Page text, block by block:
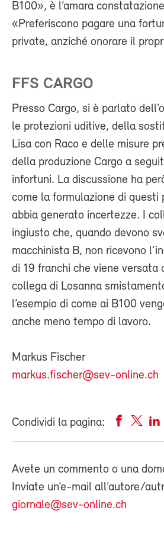
B100», è l’amara
«Preferiscono pagare una
private, anziché onorare il
FFS CARGO
Presso Cargo, si è parlato
le protezioni uditive, della
Lisa con Raco e delle misure
della produzione Cargo a
infortuni. La discussione ha
come la formulazione di questi
abbia generato incertezze. I
ingiusto che, quando devono
macchinista B, non ricevono
di 19 franchi che viene versata
collega di Losanna
l’esempio di come ai B100
anche meno tempo di lavoro.
Markus Fischer
markus.fischer@sev-online.ch
Condividi la pagina:
Avete un commento o una
Inviate un’e-mail all’autore/
giornale@sev-online.ch